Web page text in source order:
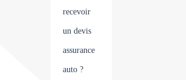
recevoir
un devis
assurance
auto ?